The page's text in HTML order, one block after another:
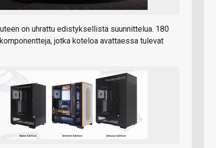
on uhrattu edistyksellistä suunnittelua. 180
jotka koteloa avattaessa tulevat